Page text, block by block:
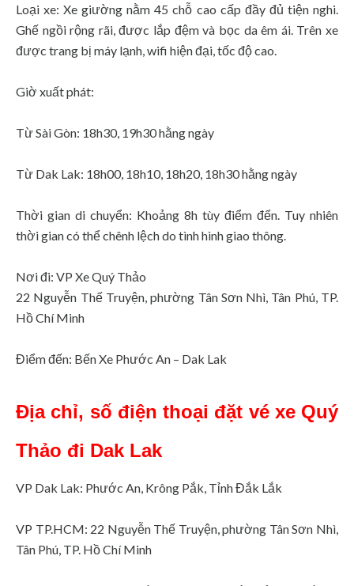
Loại xe: Xe giường nằm 45 chỗ cao cấp đầy đủ tiện nghi.
Ghế ngồi rộng rãi, được lắp đệm và bọc da êm ái. Trên xe
được trang bị máy lạnh, wifi hiện đại, tốc độ cao.
Giờ xuất phát:
Từ Sài Gòn: 18h30, 19h30 hằng ngày
Từ Dak Lak: 18h00, 18h10, 18h20, 18h30 hằng ngày
Thời gian di chuyển: Khoảng 8h tùy điểm đến. Tuy nhiên
thời gian có thể chênh lệch do tình hình giao thông.
Nơi đi: VP Xe Quý Thảo
22 Nguyễn Thế Truyện, phường Tân Sơn Nhì, Tân Phú, TP.
Hồ Chí Minh
Điểm đến: Bến Xe Phước An – Dak Lak
Địa chỉ, số điện thoại đặt vé xe Quý
Thảo đi Dak Lak
VP Dak Lak: Phước An, Krông Pắk, Tỉnh Đắk Lắk
VP TP.HCM: 22 Nguyễn Thế Truyện, phường Tân Sơn Nhì,
Tân Phú, TP. Hồ Chí Minh